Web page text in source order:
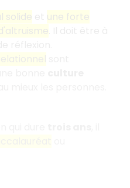
solide
une forte